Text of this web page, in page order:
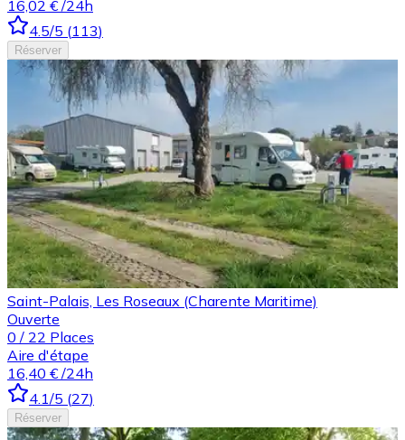
16,02 € /24h
4.5/5 (113)
Réserver
Saint-Palais, Les Roseaux (Charente Maritime)
Ouverte
0 / 22 Places
Aire d'étape
16,40 € /24h
4.1/5 (27)
Réserver